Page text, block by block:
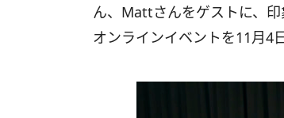
ん、Mattさんをゲストに、
オンラインイベントを11月4